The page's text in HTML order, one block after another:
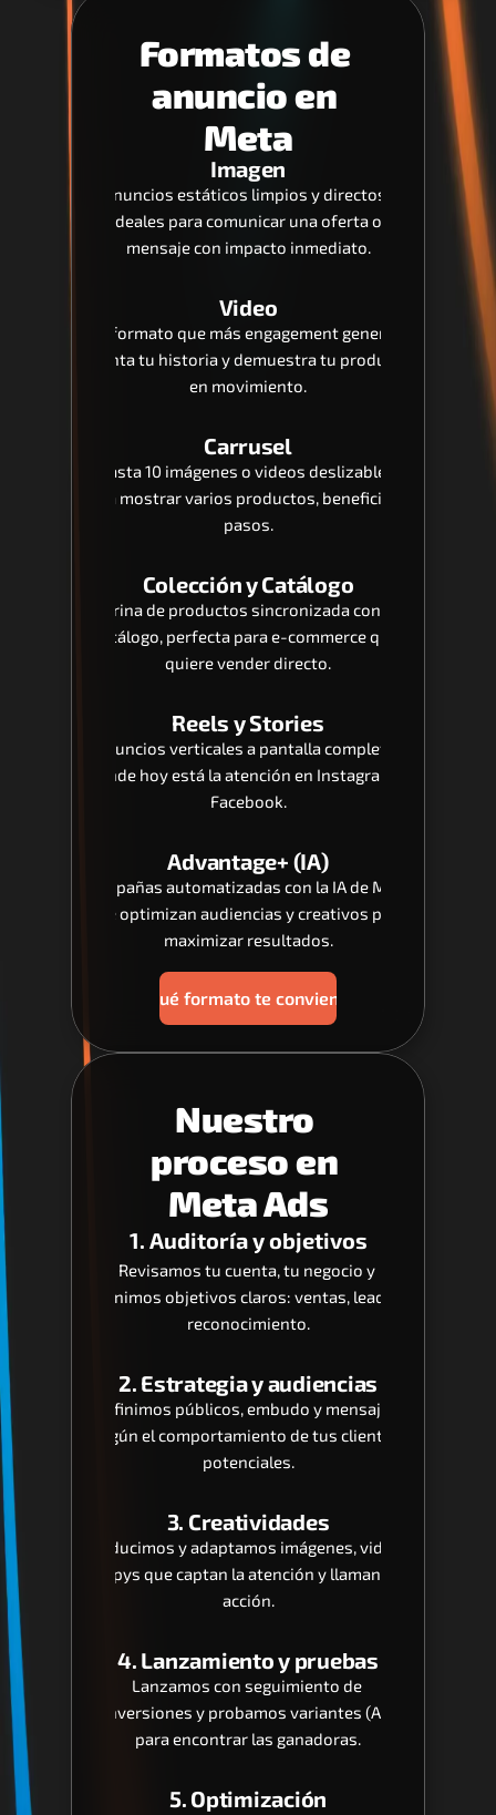
Formatos de
anuncio en
Meta
Imagen
Anuncios estáticos limpios y directos,
ideales para comunicar una oferta o
mensaje con impacto inmediato.
Video
El formato que más engagement genera:
cuenta tu historia y demuestra tu producto
en movimiento.
Carrusel
Hasta 10 imágenes o videos deslizables
para mostrar varios productos, beneficios o
pasos.
Colección y Catálogo
Vitrina de productos sincronizada con tu
catálogo, perfecta para e-commerce que
quiere vender directo.
Reels y Stories
Anuncios verticales a pantalla completa,
donde hoy está la atención en Instagram y
Facebook.
Advantage+ (IA)
Campañas automatizadas con la IA de Meta
que optimizan audiencias y creativos para
maximizar resultados.
¿Qué formato te conviene?
Nuestro
proceso en
Meta Ads
1. Auditoría y objetivos
Revisamos tu cuenta, tu negocio y
definimos objetivos claros: ventas, leads o
reconocimiento.
2. Estrategia y audiencias
Definimos públicos, embudo y mensajes
según el comportamiento de tus clientes
potenciales.
3. Creatividades
Producimos y adaptamos imágenes, videos
y copys que captan la atención y llaman a la
acción.
4. Lanzamiento y pruebas
Lanzamos con seguimiento de
conversiones y probamos variantes (A/B)
para encontrar las ganadoras.
5. Optimización